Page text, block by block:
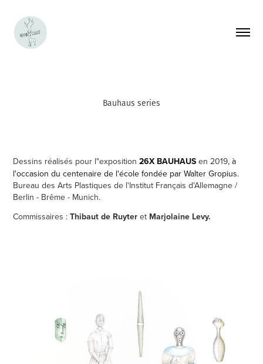
Bauhaus series
Dessins réalisés pour l"exposition26X BAUHAUS en 2019, à
l'occasion du centenaire de l'école fondée par Walter Gropius.
Bureau des Arts Plastiques de l'Institut Français d'Allemagne /
Berlin - Brême - Munich.
Commissaires :Thibaut de Ruyter et Marjolaine Levy.